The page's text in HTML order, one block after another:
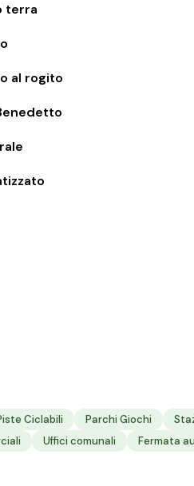
terra
al rogito
Ciclabili Parchi Giochi
Uffici comunali Fermata